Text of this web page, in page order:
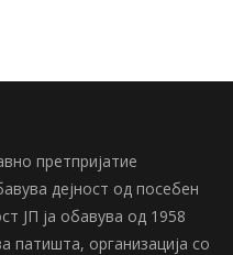
претпријатие
дејност од посебен
ЈП ја обавува од 1958
патишта, организација со